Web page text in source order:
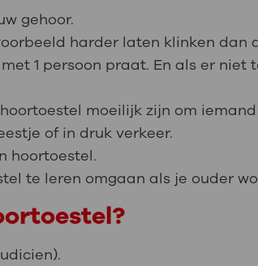
gehoor.
harder laten klinken dan
1 persoon praat. En als er niet
moeilijk zijn om
of in druk verkeer.
hoortoestel.
te leren omgaan als je ouder